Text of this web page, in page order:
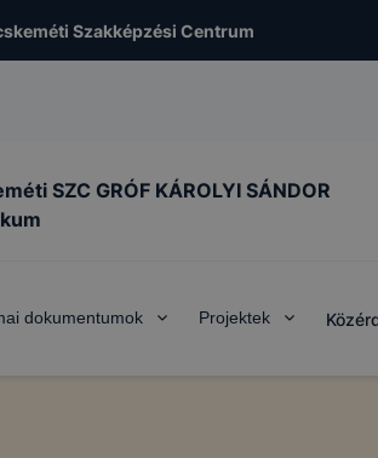
Szakképzési Centrum
SZC GRÓF KÁROLYI SÁNDOR
dokumentumok Projektek